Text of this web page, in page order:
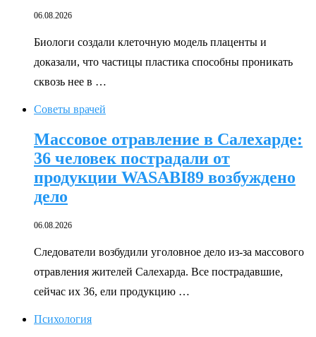
06.08.2026
Биологи создали клеточную модель плаценты и
доказали, что частицы пластика способны проникать
сквозь нее в …
Советы врачей
Массовое отравление в Салехарде:
36 человек пострадали от
продукции WASABI89 возбуждено
дело
06.08.2026
Следователи возбудили уголовное дело из-за массового
отравления жителей Салехарда. Все пострадавшие,
сейчас их 36, ели продукцию …
Психология